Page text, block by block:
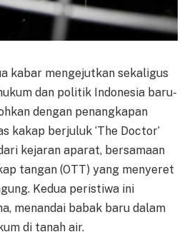
kabar mengejutkan sekaligus
dan politik Indonesia baru-
dengan penangkapan
kakap berjuluk ‘The Doctor’
kejaran aparat, bersamaan
tangan (OTT) yang menyeret
Kedua peristiwa ini
menandai babak baru dalam
di tanah air.